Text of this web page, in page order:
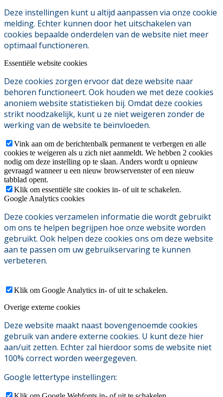
Deze instellingen kunt u altijd aanpassen via onze cookie
melding. Echter kunnen door het uitschakelen van
cookies bepaalde onderdelen van de website niet meer
optimaal functioneren.
Essentiële website cookies
Deze cookies zorgen ervoor dat deze website naar
behoren functioneert. Ook houden we met deze cookies
anoniem website statistieken bij. Omdat deze cookies
strikt noodzakelijk, kunt u ze niet weigeren zonder de
werking van de website te beïnvloeden.
Vink aan om de berichtenbalk permanent te verbergen en alle
cookies te weigeren als u zich niet aanmeldt. We hebben 2 cookies
nodig om deze instelling op te slaan. Anders wordt u opnieuw
gevraagd wanneer u een nieuw browservenster of een nieuw
tabblad opent.
Klik om essentiële site cookies in- of uit te schakelen.
Google Analytics cookies
Deze cookies verzamelen informatie die wordt gebruikt
om ons te helpen begrijpen hoe onze website worden
gebruikt. Ook helpen deze cookies ons om deze website
aan te passen om uw gebruikservaring te kunnen
verbeteren.
Klik om Google Analytics in- of uit te schakelen.
Overige externe cookies
Deze website maakt naast bovengenoemde cookies
gebruik van andere externe cookies. U kunt deze hier
aan/uit zetten. Echter zal hierdoor soms de website niet
100% correct worden weergegeven.
Google lettertype instellingen: